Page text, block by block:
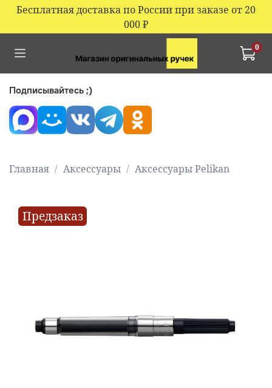
Бесплатная доставка по России при заказе от 20
000₽
0
Главная Аксессуары Аксессуары Pelikan
Предзаказ
Подписывайтесь ;)